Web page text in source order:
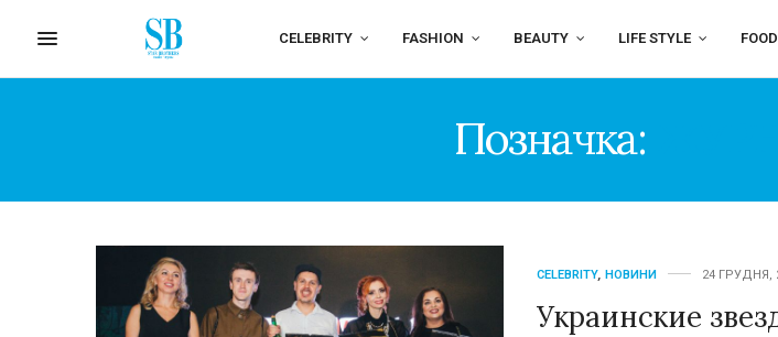
CELEBRITY FASHION BEAUTY LIFE STYLE FOOD
Позначка:
CELEBRITY, НОВИНИ 24 ГРУДНЯ,
Украинские